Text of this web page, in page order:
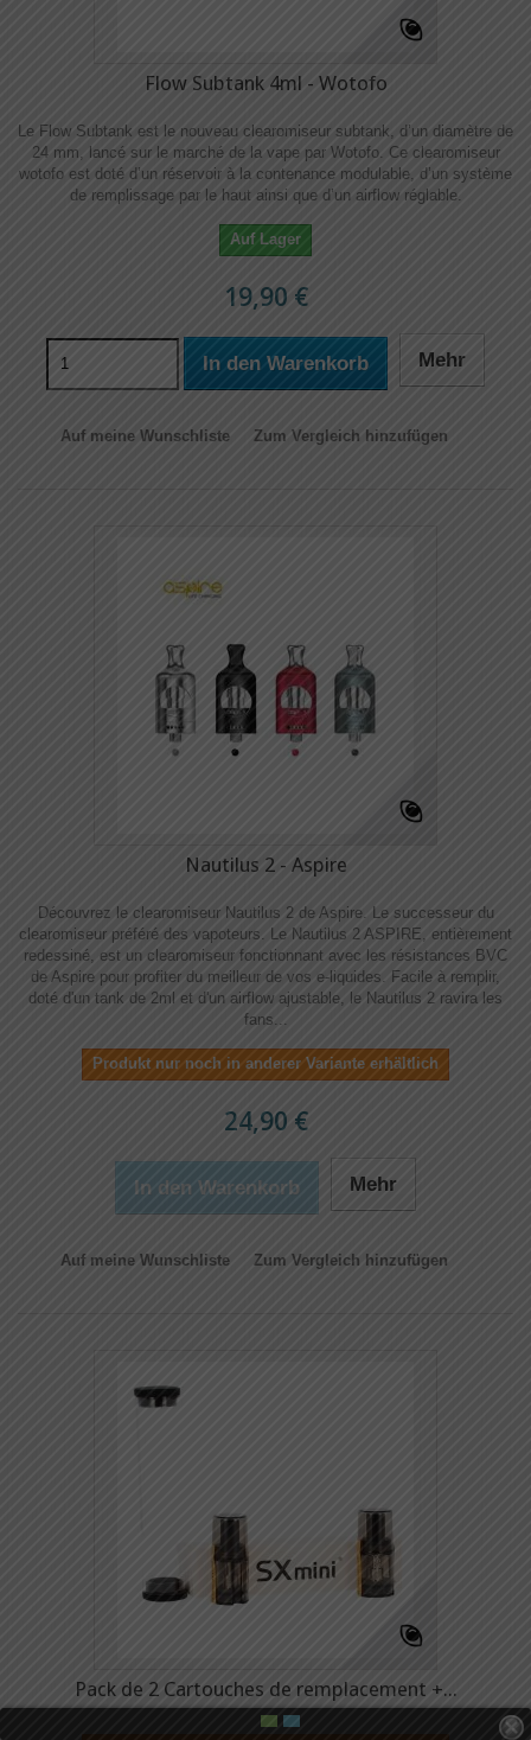
Flow Subtank 4ml - Wotofo
Le Flow Subtank est le nouveau clearomiseur subtank, d’un diamètre de
24 mm, lancé sur le marché de la vape par Wotofo. Ce clearomiseur
wotofo est doté d’un réservoir à la contenance modulable, d’un système
de remplissage par le haut ainsi que d’un airflow réglable.
Auf Lager
19,90 €
In den Warenkorb Mehr
Auf meine Wunschliste Zum Vergleich hinzufügen
Nautilus 2 - Aspire
Découvrez le clearomiseur Nautilus 2 de Aspire. Le successeur du
clearomiseur préféré des vapoteurs. Le Nautilus 2 ASPIRE, entièrement
redessiné, est un clearomiseur fonctionnant avec les résistances BVC
de Aspire pour profiter du meilleur de vos e-liquides. Facile à remplir,
doté d'un tank de 2ml et d'un airflow ajustable, le Nautilus 2 ravira les
fans...
Produkt nur noch in anderer Variante erhältlich
24,90 €
In den Warenkorb Mehr
Auf meine Wunschliste Zum Vergleich hinzufügen
Pack de 2 Cartouches de remplacement +...